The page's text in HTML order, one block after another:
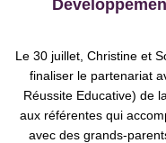
Le 30 juillet, Christine et
finaliser le partenariat
Réussite Educative) de
aux référentes qui
avec des grands-